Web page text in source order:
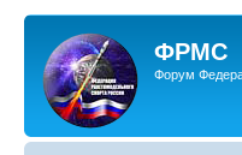
ФРМС
Форум